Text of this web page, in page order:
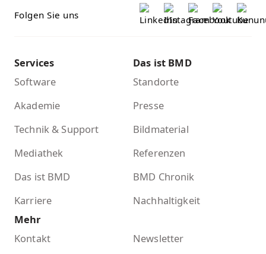
Folgen Sie uns
Services
Software
Akademie
Technik & Support
Mediathek
Das ist BMD
Karriere
Das ist BMD
Standorte
Presse
Bildmaterial
Referenzen
BMD Chronik
Nachhaltigkeit
Mehr
Kontakt
Newsletter